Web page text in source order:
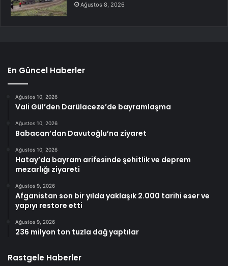
Ağustos 8, 2026
En Güncel Haberler
Ağustos 10, 2026
Vali Gül’den Darülaceze’de bayramlaşma
Ağustos 10, 2026
Babacan’dan Davutoğlu’na ziyaret
Ağustos 10, 2026
Hatay’da bayram arifesinde şehitlik ve deprem
mezarlığı ziyareti
Ağustos 9, 2026
Afganistan son bir yılda yaklaşık 2.000 tarihi eser ve
yapıyı restore etti
Ağustos 9, 2026
236 milyon ton tuzla dağ yaptılar
Rastgele Haberler